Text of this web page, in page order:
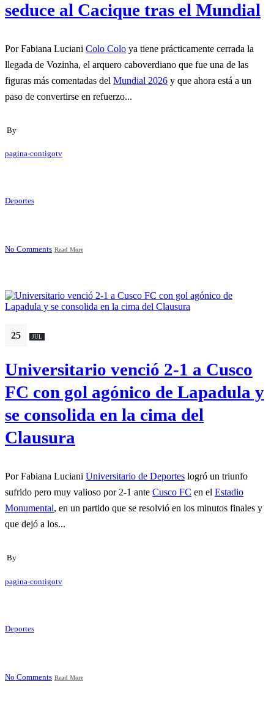
seduce al Cacique tras el Mundial
Por Fabiana Luciani Colo Colo ya tiene prácticamente cerrada la
llegada de Vozinha, el arquero caboverdiano que fue una de las
figuras más comentadas del Mundial 2026 y que ahora está a un
paso de convertirse en refuerzo...
By
pagina-contigotv
Deportes
No Comments Read More
25 JUL
Universitario venció 2-1 a Cusco
FC con gol agónico de Lapadula y
se consolida en la cima del
Clausura
Por Fabiana Luciani Universitario de Deportes logró un triunfo
sufrido pero muy valioso por 2-1 ante Cusco FC en el Estadio
Monumental, en un partido que se resolvió en los minutos finales y
que dejó a los...
By
pagina-contigotv
Deportes
No Comments Read More